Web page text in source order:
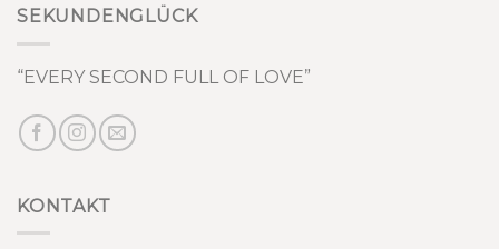
SEKUNDENGLÜCK
“EVERY SECOND FULL OF LOVE”
KONTAKT